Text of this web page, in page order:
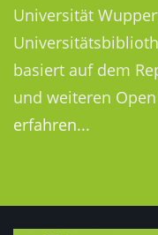
Universität
basiert auf dem
und weiteren
erfahren...